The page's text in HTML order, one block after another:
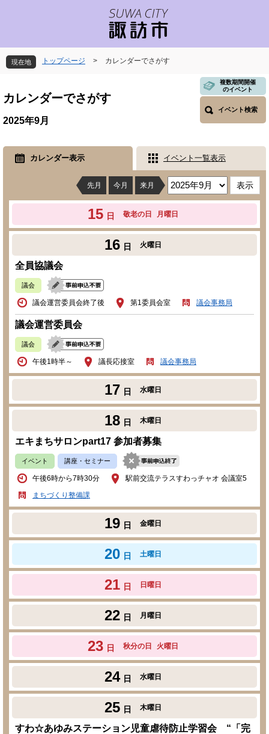
先
頭
す
を
飛
し
本
へ
現在地 トップページ > カレンダーでさがす
文
カレンダーでさがす
複数期間開催
のイベント
イベント検索
2025年9月
カレンダー表示 イベント一覧表示
先月 今月 来月
15 日 敬老の日 月曜日
16 日 火曜日
全員協議会
議会
議会運営委員会終了後 第1委員会室 議会事務局
議会運営委員会
議会
午後1時半～ 議長応接室 議会事務局
17 日 水曜日
18 日 木曜日
エキまちサロンpart17 参加者募集
イベント 講座・セミナー
午後6時から7時30分
駅前交流テラスすわっチャオ 会議室5
まちづくり整備課
19 日 金曜日
20 日 土曜日
21 日 日曜日
22 日 月曜日
23 日 秋分の日 火曜日
24 日 水曜日
25 日 木曜日
すわ☆あゆみステーション児童虐待防止学習会 “「完